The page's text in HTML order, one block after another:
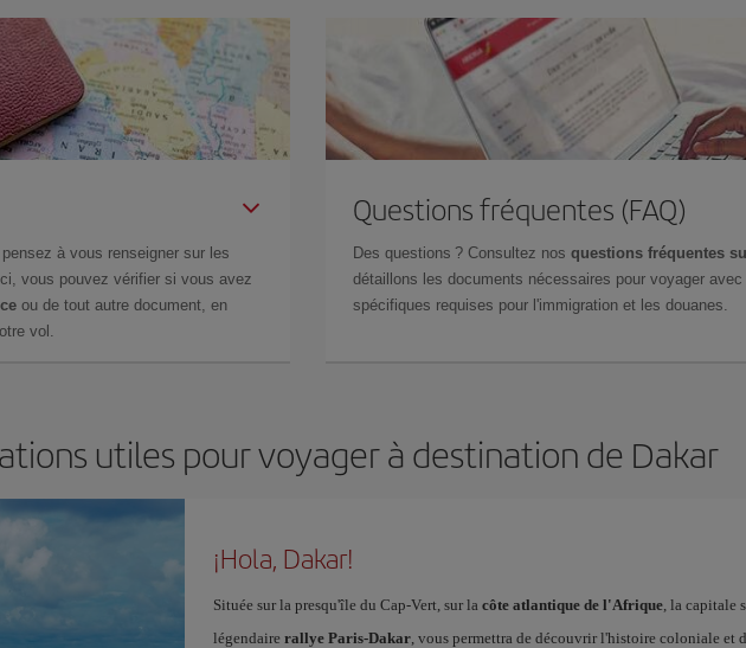
pensez à vous renseigner sur les
vous pouvez vérifier si vous avez
ou de tout autre document, en
vol.
Questions fréquentes (FAQ)
Des questions ? Consultez nos questions fréquentes
détaillons les documents nécessaires pour voyager
spécifiques requises pour l'immigration et les douanes.
utiles pour voyager à destination de Dakar
¡Hola, Dakar!
Située sur la presqu'île du Cap-Vert, sur la côte atlantique de l'Afrique, la capitale
légendaire rallye Paris-Dakar, vous permettra de découvrir l'histoire coloniale et